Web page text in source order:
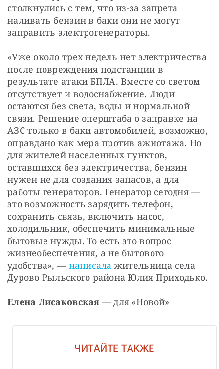
столкнулись с тем, что из-за запрета
наливать бензин в баки они не могут
заправить электрогенераторы.
«Уже около трех недель нет электричества
после повреждения подстанции в
результате атаки БПЛА. Вместе со светом
отсутствует и водоснабжение. Люди
остаются без света, воды и нормальной
связи. Решение оперштаба о заправке на
АЗС только в баки автомобилей, возможно,
оправдано как мера против ажиотажа. Но
для жителей населенных пунктов,
оставшихся без электричества, бензин
нужен не для создания запасов, а для
работы генераторов. Генератор сегодня —
это возможность зарядить телефон,
сохранить связь, включить насос,
холодильник, обеспечить минимальные
бытовые нужды. То есть это вопрос
жизнеобеспечения, а не бытового
удобства», — написала жительница села
Дурово Рыльского района Юлия Приходько.
Елена Лисаковская — для «Новой»
ЧИТАЙТЕ ТАКЖЕ